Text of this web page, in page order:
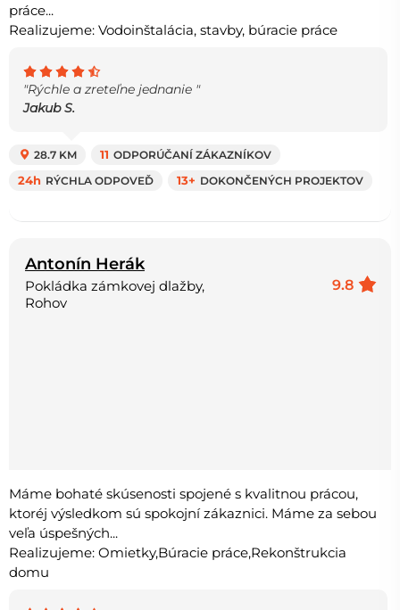
práce...
Realizujeme: Vodoinštalácia, stavby, búracie práce
"Rýchle a zreteľne jednanie "
Jakub S.
28.7 KM 11 ODPORÚČANÍ ZÁKAZNÍKOV
24h RÝCHLA ODPOVEĎ 13+ DOKONČENÝCH PROJEKTOV
Antonín Herák
9.8
Pokládka zámkovej dlažby,
Rohov
Máme bohaté skúsenosti spojené s kvalitnou prácou,
ktoréj výsledkom sú spokojní zákaznici. Máme za sebou
veľa úspešných...
Realizujeme: Omietky,Búracie práce,Rekonštrukcia
domu